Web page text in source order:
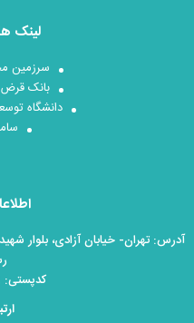
لینک
سرزمین
بانک
دانشگاه
کدپستی: ۱۴۵۸۸۳۳۶۴۹